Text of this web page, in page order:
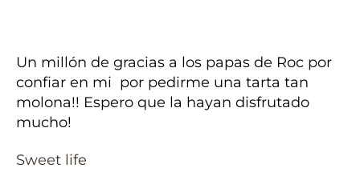
Un millón de gracias a los papas de Roc por
confiar en mi por pedirme una tarta tan
molona!! Espero que la hayan disfrutado
mucho!
Sweet life